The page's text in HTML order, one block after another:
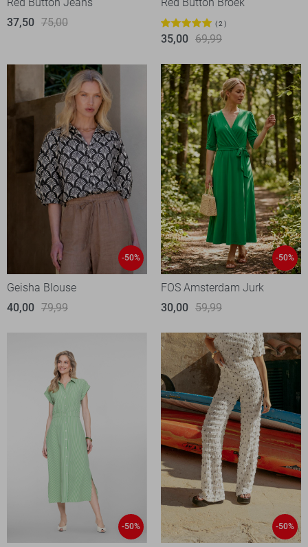
Red Button Jeans
37,50 75,00
Red Button Broek
2
35,00 69,99
-50%
Geisha Blouse
40,00 79,99
-50%
FOS Amsterdam Jurk
30,00 59,99
-50% -50%